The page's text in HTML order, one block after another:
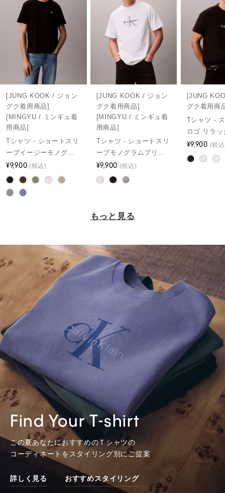
[JUNG KOOK / ジョン
グク着用商品]
[MINGYU / ミンギュ着
用商品]
Tシャツ - ショートスリ
ーブイージーモノグラ
ムTシャツ
¥9,900 (税込)
[JUNG KOOK / ジョン
グク着用商品]
[MINGYU / ミンギュ着
用商品]
Tシャツ - ショートスリ
ーブモノグラムプリン
トTシャツ
¥9,900 (税込)
[JUNG
グク着用商
Tシャツ -
ロゴ リラ
ネックTシ
¥9,900 (税
もっと見る
Find Your T-shirt
この夏あなたにおすすめのＴシャツの
コーディネートをスタイリング別にご提案
詳しく見る おすすめスタイリング